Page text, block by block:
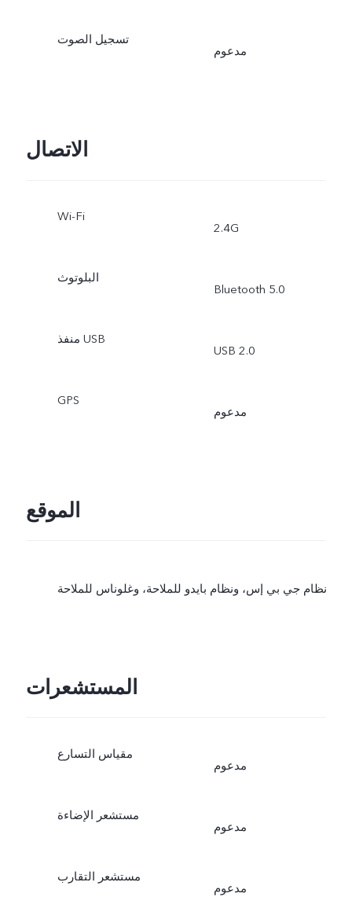
تسجيل الصوت
مدعوم
الاتصال
Wi-Fi
2.4G
البلوتوث
Bluetooth 5.0
منفذ USB
USB 2.0
GPS
مدعوم
الموقع
نظام جي بي إس، ونظام بايدو للملاحة، وغلوناس للملاحة
المستشعرات
مقياس التسارع
مدعوم
مستشعر الإضاءة
مدعوم
مستشعر التقارب
مدعوم